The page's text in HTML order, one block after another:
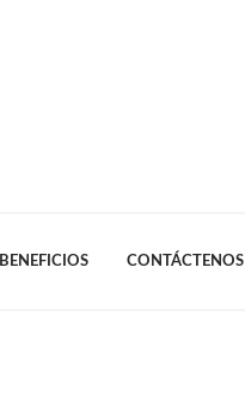
BENEFICIOS CONTÁCTENOS